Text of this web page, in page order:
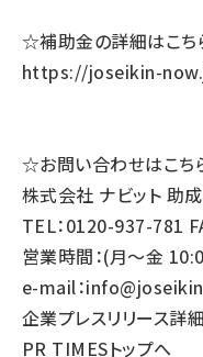
☆補助金の詳細はこち
https://joseikin-
☆お問い合わせはこち
株式会社 ナビット 助
TEL：0120-937-781
営業時間：(月～金
e-mail：
企業プレスリリース詳
PR TIMESトップへ